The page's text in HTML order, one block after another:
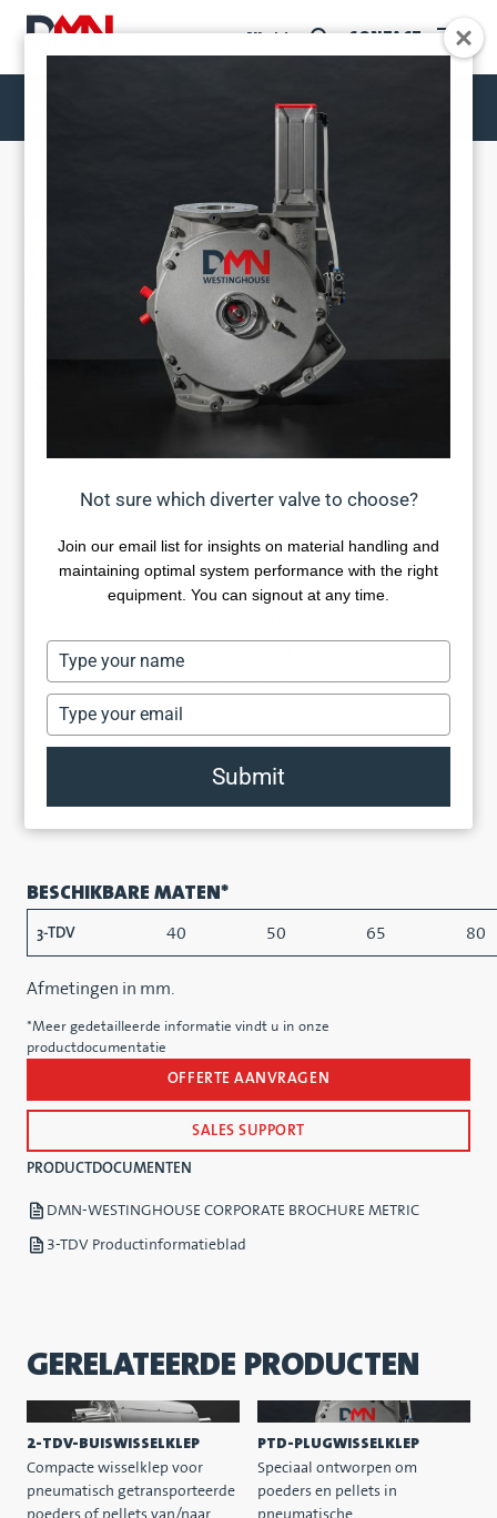
CONTACT
NL
3-TDV-BUISWISSELKLEP
3-TDV-BUISWISSELKLEP
BEHANDELT VAKKUNDIG HET PNEUMATISCHE
TRANSPORT VAN POEDER- OF
PELLETMATERIALEN VAN/NAAR DRIE
BESTEMMINGEN
Meerdere keuzes voor lijnverbindingen
Uniforme, gladde buis
Opblaasbare afdichtingen
Extra lijncilinder voor nauwkeurige positionering
USDA Dairy geaccepteerde versies beschikbaar
De 3-TDV wisselklep behandelt vakkundig het pneumatische
transport van poeder- of pelletmaterialen van/naar drie
BESCHIKBARE MATEN*
3-TDV 40 50 65 80
Afmetingen in mm.
*Meer gedetailleerde informatie vindt u in onze
productdocumentatie
OFFERTE AANVRAGEN
SALES SUPPORT
PRODUCTDOCUMENTEN
DMN-WESTINGHOUSE CORPORATE BROCHURE METRIC
3-TDV Productinformatieblad
GERELATEERDE PRODUCTEN
2-TDV-BUISWISSELKLEP
Compacte wisselklep voor
pneumatisch getransporteerde
PTD-PLUGWISSELKLEP
Speciaal ontworpen om
poeders en pellets in
Not sure which diverter valve to choose?
Join our email list for insights on material handling and
maintaining optimal system performance with the right
equipment. You can signout at any time.
Type
your
name
Type
your
Submit